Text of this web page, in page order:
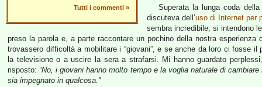
Tutti i commenti »
Superata la lunga coda
discuteva dell’uso di Internet per
sembra incredibile, si intendono
preso la parola e, a parte raccontare un pochino della nostra esperienza
trovassero difficoltà a mobilitare i “giovani”, e se anche da loro ci fosse
la televisione o a uscire la sera a strafarsi. Mi hanno guardato
risposto: “No, i giovani hanno molto tempo e la voglia naturale di
sia impegnato in qualcosa.”